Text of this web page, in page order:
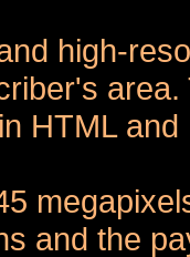
high-
HTML
and the